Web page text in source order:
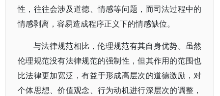
性，往往会涉及道德、情感等问题，而司法过程中的
情感剥离，容易造成程序正义下的情感缺位。
与法律规范相比，伦理规范有其自身优势。虽然
伦理规范没有法律规范的强制性，但其作用的范围也
比法律更加宽泛，有益于形成高层次的道德激励，对
个体思想、价值观念、行为动机进行深层次的调整，